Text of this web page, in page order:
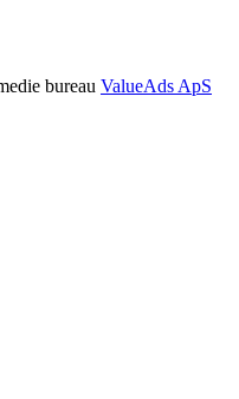
bureau ValueAds ApS